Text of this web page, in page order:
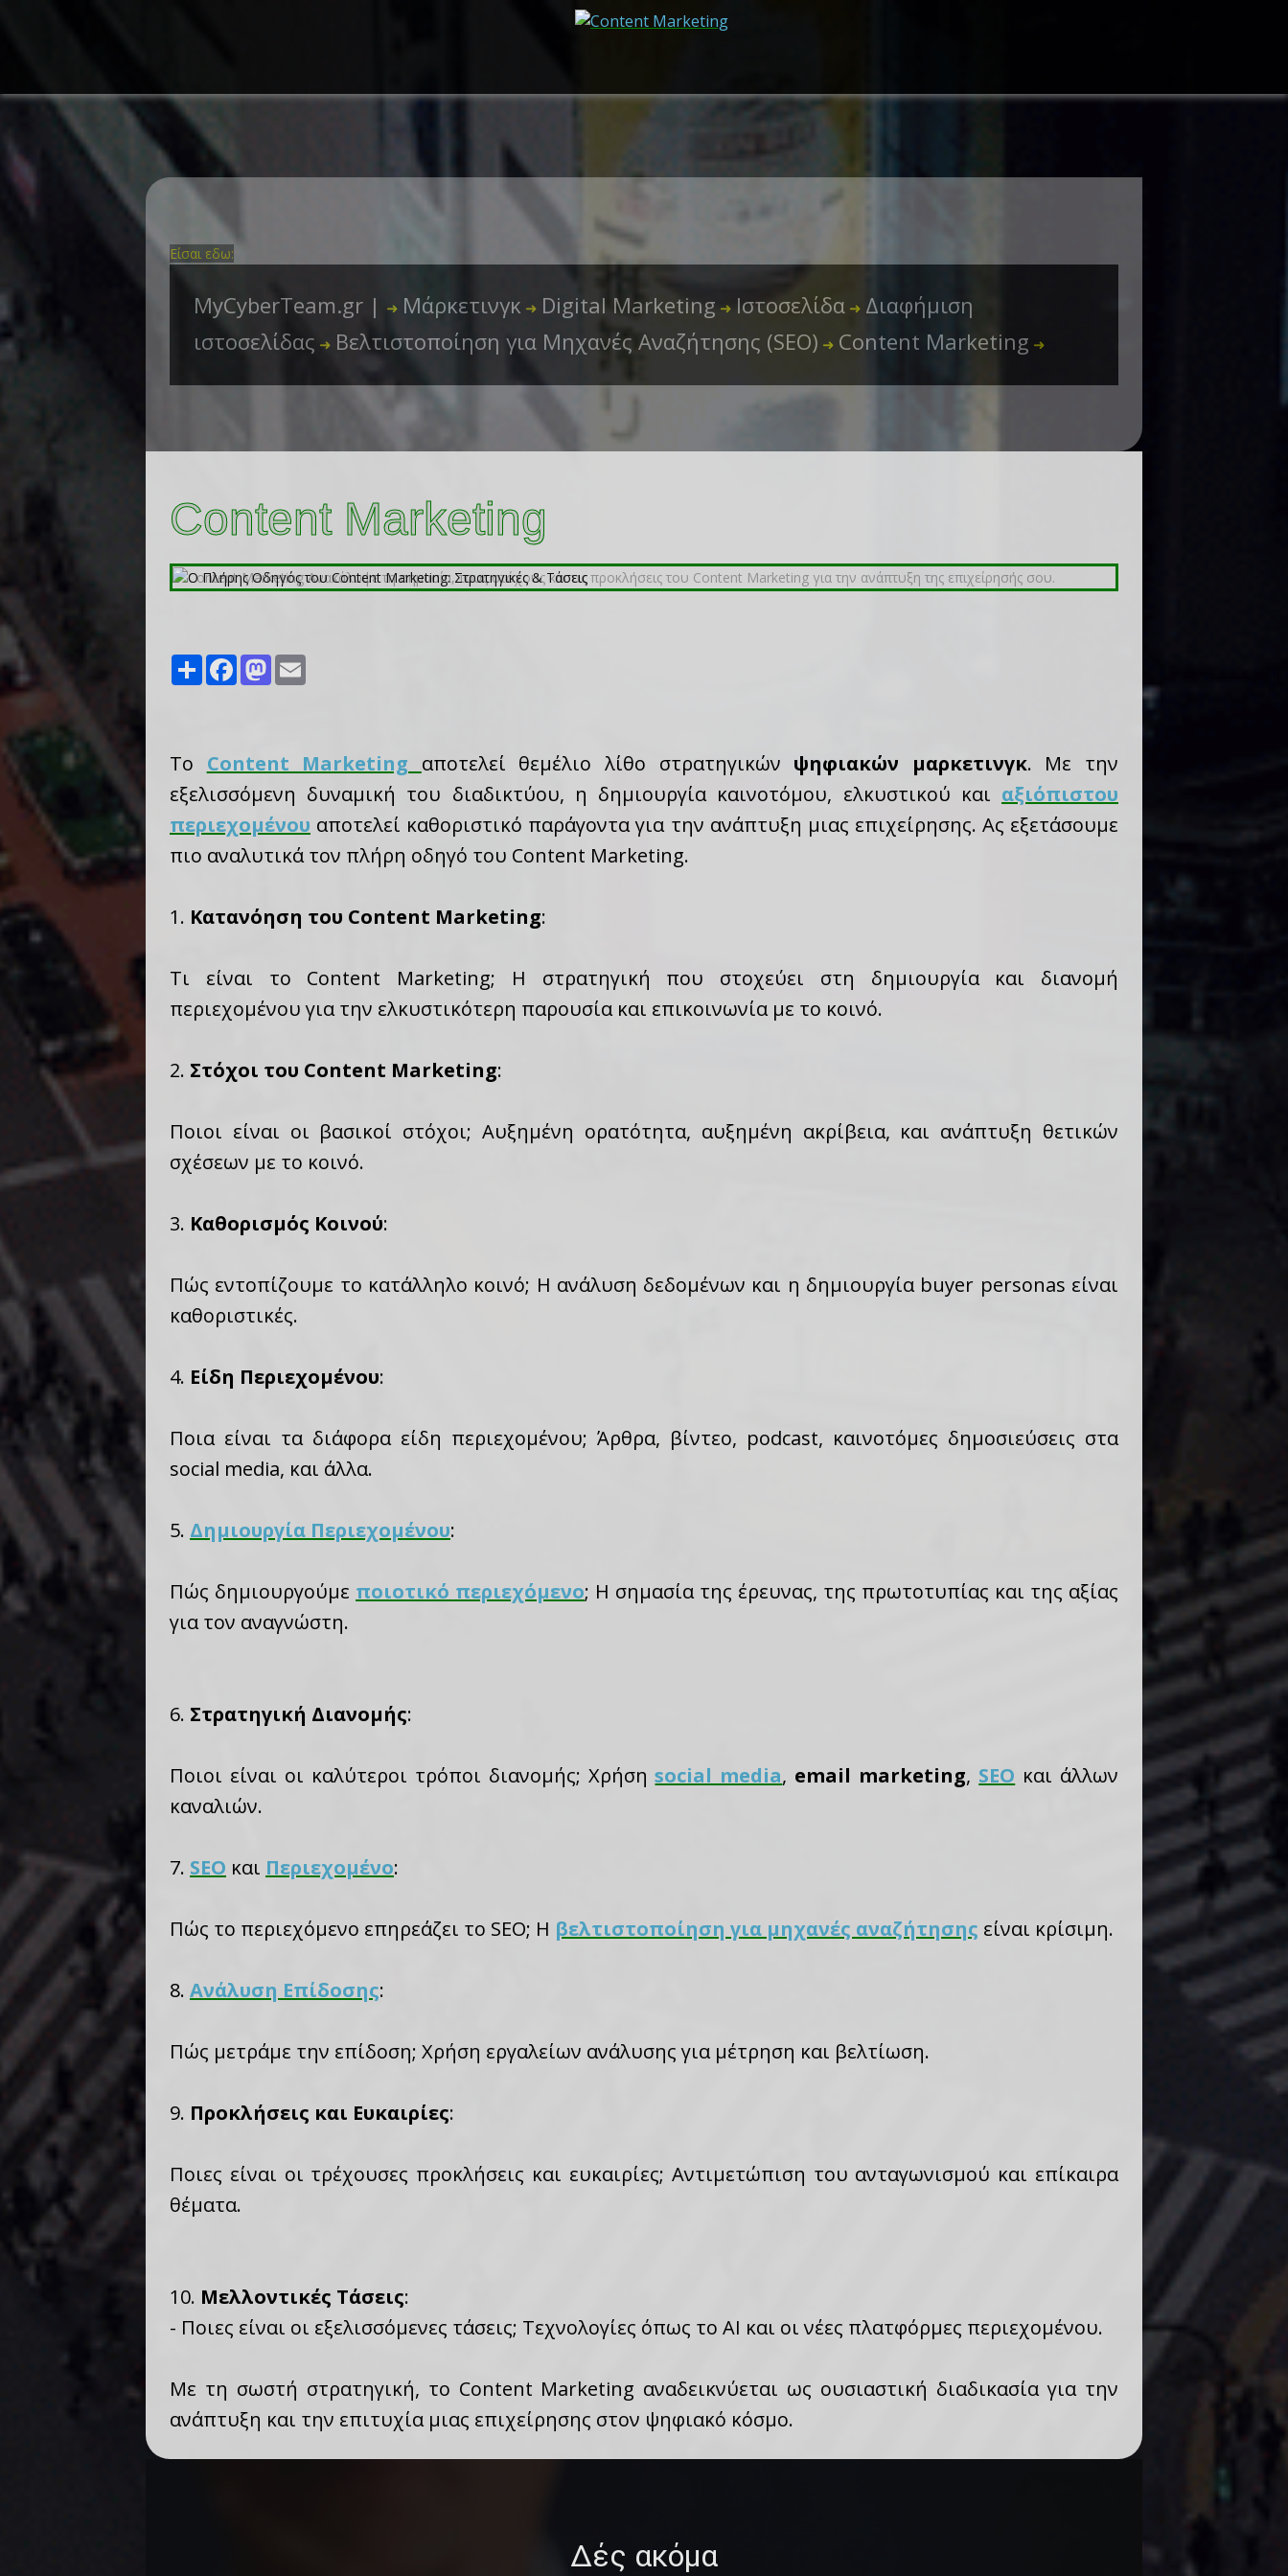
Είσαι εδω:
MyCyberTeam.gr | ➜ Μάρκετινγκ ➜ Digital Marketing ➜ Ιστοσελίδα ➜ Διαφήμιση
ιστοσελίδας ➜ Βελτιστοποίηση για Μηχανές Αναζήτησης (SEO) ➜ Content Marketing ➜
Content Marketing
Share FacebookMastodon
Το Content Marketing αποτελεί θεμέλιο λίθο στρατηγικών ψηφιακών μαρκετινγκ. Με την
εξελισσόμενη δυναμική του διαδικτύου, η δημιουργία καινοτόμου, ελκυστικού και αξιόπιστου
περιεχομένου αποτελεί καθοριστικό παράγοντα για την ανάπτυξη μιας επιχείρησης. Ας εξετάσουμε
πιο αναλυτικά τον πλήρη οδηγό του Content Marketing.
1. Κατανόηση του Content Marketing:
Τι είναι το Content Marketing; Η στρατηγική που στοχεύει στη δημιουργία και διανομή
περιεχομένου για την ελκυστικότερη παρουσία και επικοινωνία με το κοινό.
2. Στόχοι του Content Marketing:
Ποιοι είναι οι βασικοί στόχοι; Αυξημένη ορατότητα, αυξημένη ακρίβεια, και ανάπτυξη θετικών
σχέσεων με το κοινό.
3. Καθορισμός Κοινού:
Πώς εντοπίζουμε το κατάλληλο κοινό; Η ανάλυση δεδομένων και η δημιουργία buyer personas είναι
καθοριστικές.
4. Είδη Περιεχομένου:
Ποια είναι τα διάφορα είδη περιεχομένου; Άρθρα, βίντεο, podcast, καινοτόμες δημοσιεύσεις στα
social media, και άλλα.
5. Δημιουργία Περιεχομένου:
Πώς δημιουργούμε ποιοτικό περιεχόμενο; Η σημασία της έρευνας, της πρωτοτυπίας και της αξίας
για τον αναγνώστη.
6. Στρατηγική Διανομής:
Ποιοι είναι οι καλύτεροι τρόποι διανομής; Χρήσηsocial media, email marketing, SEO και άλλων
καναλιών.
7. SEO και Περιεχομένο:
Πώς το περιεχόμενο επηρεάζει το SEO; Η βελτιστοποίηση για μηχανές αναζήτησης είναι κρίσιμη.
8. Ανάλυση Επίδοσης:
Πώς μετράμε την επίδοση; Χρήση εργαλείων ανάλυσης για μέτρηση και βελτίωση.
9. Προκλήσεις και Ευκαιρίες:
Ποιες είναι οι τρέχουσες προκλήσεις και ευκαιρίες; Αντιμετώπιση του ανταγωνισμού και επίκαιρα
θέματα.
10. Μελλοντικές Τάσεις:
- Ποιες είναι οι εξελισσόμενες τάσεις; Τεχνολογίες όπως το AI και οι νέες πλατφόρμες περιεχομένου.
Με τη σωστή στρατηγική, το Content Marketing αναδεικνύεται ως ουσιαστική διαδικασία για την
ανάπτυξη και την επιτυχία μιας επιχείρησης στον ψηφιακό κόσμο.
Δές ακόμα